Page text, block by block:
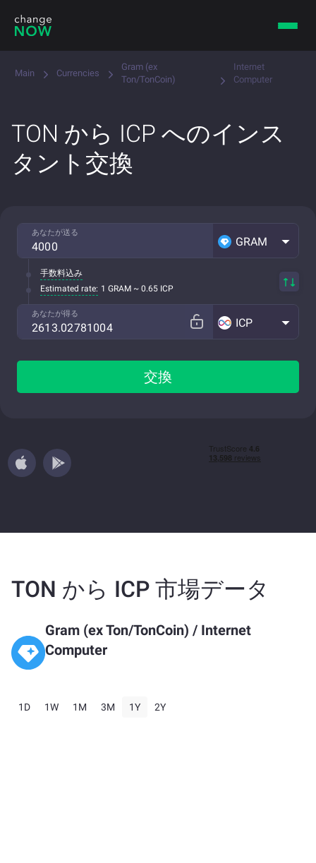
Main Currencies
Gram (ex
Ton/TonCoin)
Internet
Computer
TON から ICP へのインス
タント交換
あなたが送る
GRAM
手数料込み
Estimated rate: 1 GRAM ~ 0.65 ICP
あなたが得る
ICP
交換
TON から ICP 市場データ
Gram (ex Ton/TonCoin) / Internet
Computer
1D 1W 1M 3M 1Y 2Y